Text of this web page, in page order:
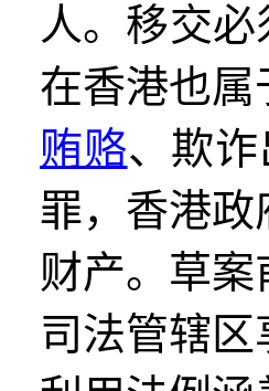
人。移交必
在香港也
贿赂、欺
罪，香港
财产。草
司法管辖